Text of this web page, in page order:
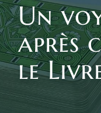
Actus
Contact
TIRER LES
Un
après
le